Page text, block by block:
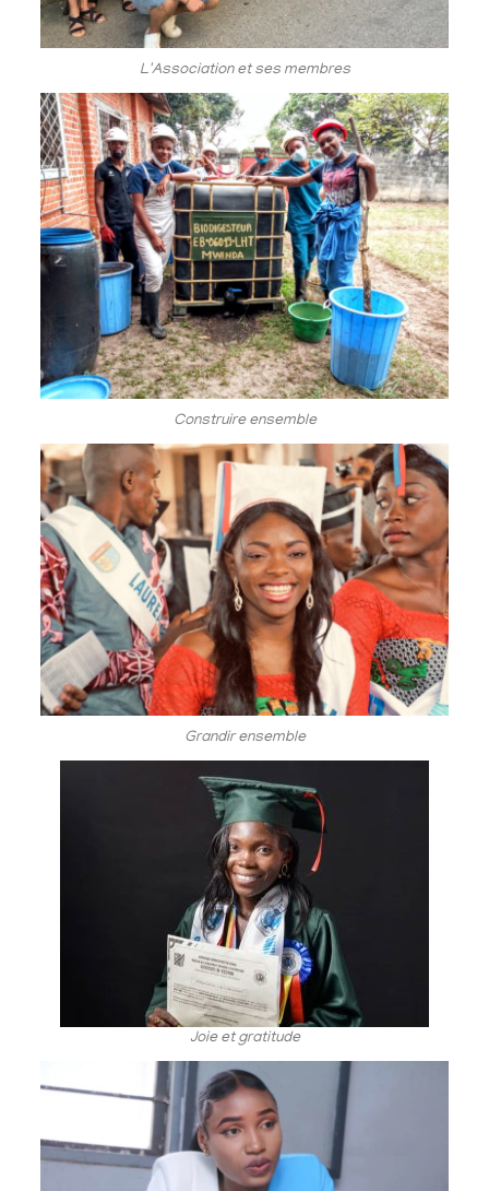
L'Association et ses membres
Construire ensemble
Grandir ensemble
Joie et gratitude